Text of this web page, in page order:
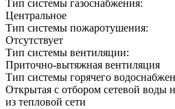
Тип системы газоснабжения:
Центральное
Тип системы пожаротушения:
Отсутствует
Тип системы вентиляции:
Приточно-вытяжная вентиляция
Тип системы горячего
Открытая с отбором сетевой воды
из тепловой сети